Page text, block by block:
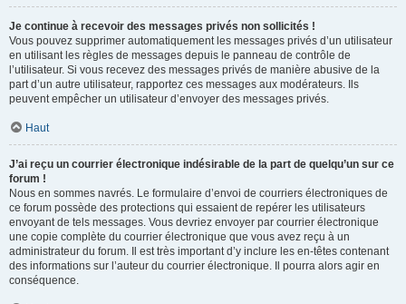
Je continue à recevoir des messages privés non sollicités !
Vous pouvez supprimer automatiquement les messages privés d’un utilisateur
en utilisant les règles de messages depuis le panneau de contrôle de
l’utilisateur. Si vous recevez des messages privés de manière abusive de la
part d’un autre utilisateur, rapportez ces messages aux modérateurs. Ils
peuvent empêcher un utilisateur d’envoyer des messages privés.
Haut
J’ai reçu un courrier électronique indésirable de la part de quelqu’un sur ce
forum !
Nous en sommes navrés. Le formulaire d’envoi de courriers électroniques de
ce forum possède des protections qui essaient de repérer les utilisateurs
envoyant de tels messages. Vous devriez envoyer par courrier électronique
une copie complète du courrier électronique que vous avez reçu à un
administrateur du forum. Il est très important d’y inclure les en-têtes contenant
des informations sur l’auteur du courrier électronique. Il pourra alors agir en
conséquence.